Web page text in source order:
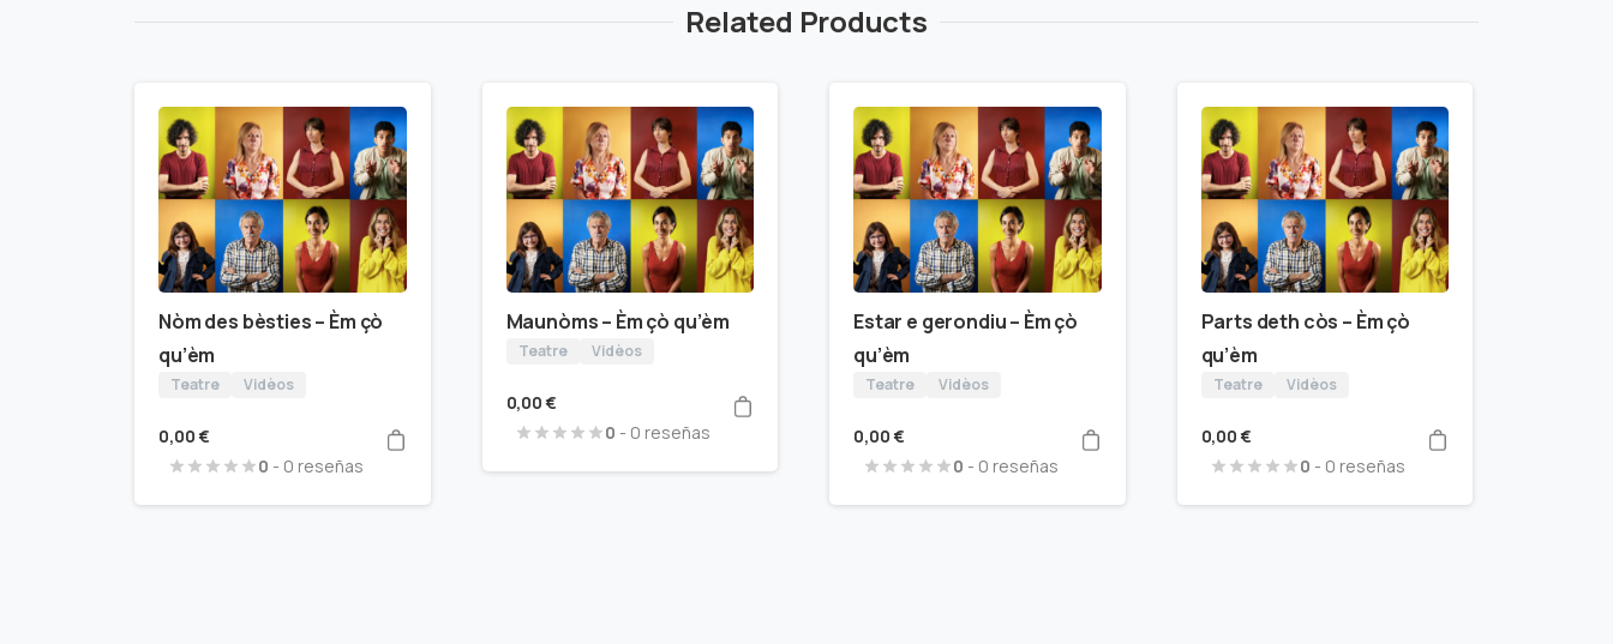
Related Products
Nòm des bèsties – Èm çò
qu’èm
Teatre Vidèos
0,00 €
0 - 0 reseñas
Maunòms – Èm çò qu’èm
Teatre Vidèos
0,00 €
0 - 0 reseñas
Estar e gerondiu – Èm çò
qu’èm
Teatre Vidèos
0,00 €
0 - 0 reseñas
Parts deth còs – Èm çò
qu’èm
Teatre Vidèos
0,00 €
0 - 0 reseñas